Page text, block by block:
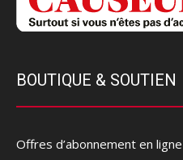
BOUTIQUE & SOUTIEN
Offres d’abonnement en ligne